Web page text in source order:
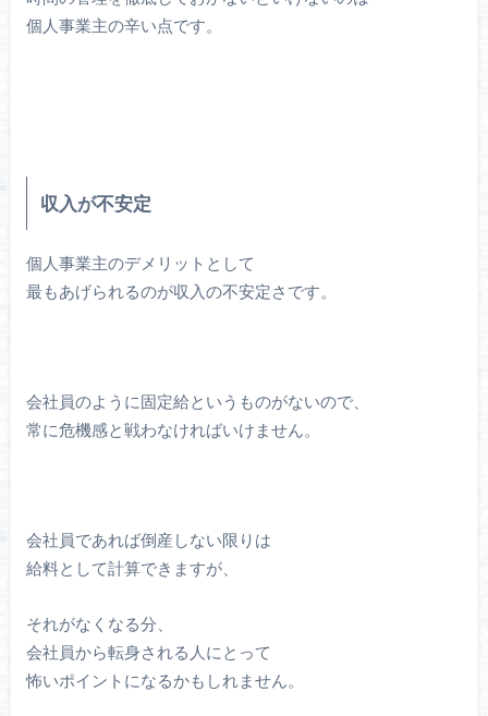
個人事業主の辛い点です。
収入が不安定
個人事業主のデメリットとして
最もあげられるのが収入の不安定さです。
会社員のように固定給というものがないので、
常に危機感と戦わなければいけません。
会社員であれば倒産しない限りは
給料として計算できますが、
それがなくなる分、
会社員から転身される人にとって
怖いポイントになるかもしれません。